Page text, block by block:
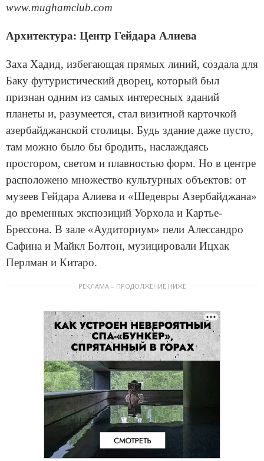
www.mughamclub.com
Архитектура: Центр Гейдара Алиева
Заха Хадид, избегающая прямых линий, создала для
Баку футуристический дворец, который был
признан одним из самых интересных зданий
планеты и, разумеется, стал визитной карточкой
азербайджанской столицы. Будь здание даже пусто,
там можно было бы бродить, наслаждаясь
простором, светом и плавностью форм. Но в центре
расположено множество культурных объектов: от
музеев Гейдара Алиева и «Шедевры Азербайджана»
до временных экспозиций Уорхола и Картье-
Брессона. В зале «Аудиториум» пели Алессандро
Сафина и Майкл Болтон, музицировали Ицхак
Перлман и Китаро.
РЕКЛАМА – ПРОДОЛЖЕНИЕ НИЖЕ